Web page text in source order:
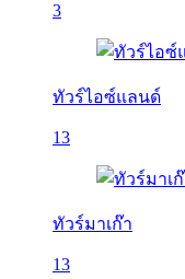
3
ทัวร์ไอซ์แลนด์
13
ทัวร์มาเก๊า
13